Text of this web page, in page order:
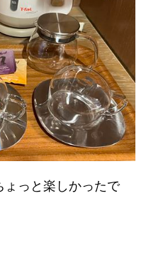
っと楽しかったで